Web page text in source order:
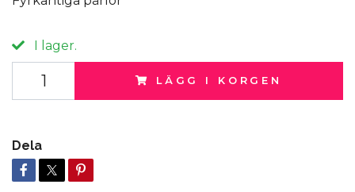
I lager.
LÄGG I KORGEN
Dela